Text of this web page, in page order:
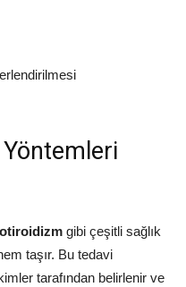
gibi çeşitli sağlık
taşır. Bu tedavi
tarafından belirlenir ve